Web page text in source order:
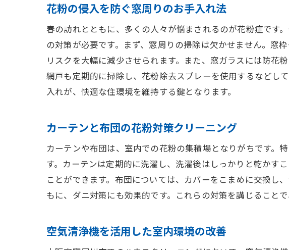
除湿機とエ
衣類の湿気
窓の結露を
梅雨に最適
夏の暑さに負け
冷蔵庫内の
ベランダと
夏場の臭い
夏に活躍す
花粉の侵入を防ぐ窓周りのお手入れ法
春の訪れとともに、多くの人々が悩まされるのが花粉症です
の対策が必要です。まず、窓周りの掃除は欠かせません。窓
リスクを大幅に減少させられます。また、窓ガラスには防花
網戸も定期的に掃除し、花粉除去スプレーを使用するなどし
入れが、快適な住環境を維持する鍵となります。
カーテンと布団の花粉対策クリーニング
カーテンや布団は、室内での花粉の集積場となりがちです。
す。カーテンは定期的に洗濯し、洗濯後はしっかりと乾かす
ことができます。布団については、カバーをこまめに交換し
もに、ダニ対策にも効果的です。これらの対策を講じること
空気清浄機を活用した室内環境の改善